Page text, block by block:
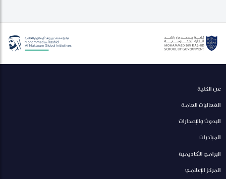
عن الكلية
الفعاليات العامة
البحوث والإصدارات
المبادرات
البرامج الأكاديمية
المركز الإعلامي